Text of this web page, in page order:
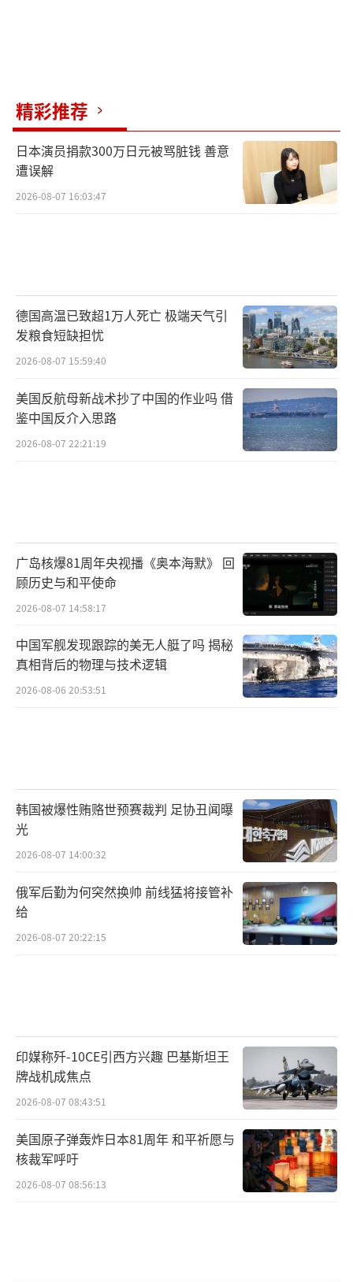
精彩推荐
日本演员捐款300万日元被骂脏钱 善意
遭误解
2026-08-07 16:03:47
德国高温已致超1万人死亡 极端天气引
发粮食短缺担忧
2026-08-07 15:59:40
美国反航母新战术抄了中国的作业吗 借
鉴中国反介入思路
2026-08-07 22:21:19
广岛核爆81周年央视播《奥本海默》 回
顾历史与和平使命
2026-08-07 14:58:17
中国军舰发现跟踪的美无人艇了吗 揭秘
真相背后的物理与技术逻辑
2026-08-06 20:53:51
韩国被爆性贿赂世预赛裁判 足协丑闻曝
光
2026-08-07 14:00:32
俄军后勤为何突然换帅 前线猛将接管补
给
2026-08-07 20:22:15
印媒称歼-10CE引西方兴趣 巴基斯坦王
牌战机成焦点
2026-08-07 08:43:51
美国原子弹轰炸日本81周年 和平祈愿与
核裁军呼吁
2026-08-07 08:56:13